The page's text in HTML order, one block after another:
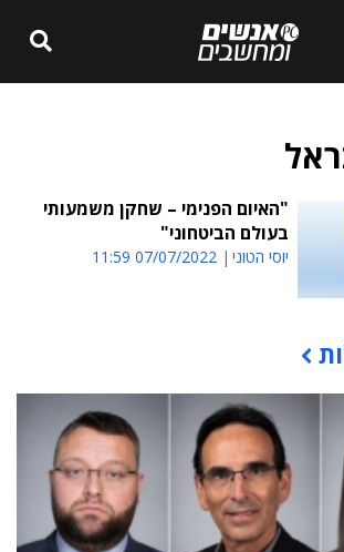
"האיום הפנימי – שחקן משמעותי
בעולם הביטחוני"
יוסי הטוני 07/07/2022 11:59